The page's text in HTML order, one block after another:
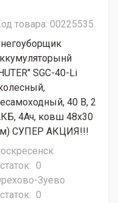
товара: 00225535
SGC-40-Li
40 В, 2
4Ач, ковш 48x30
СУПЕР АКЦИЯ!!!
0
Зуево
0